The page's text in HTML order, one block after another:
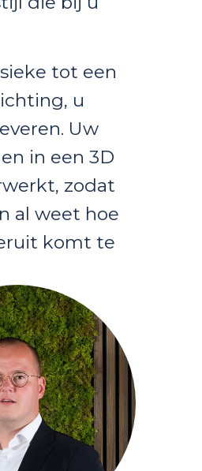
tot een
u
Uw
in een 3D
zodat
al weet hoe
komt te